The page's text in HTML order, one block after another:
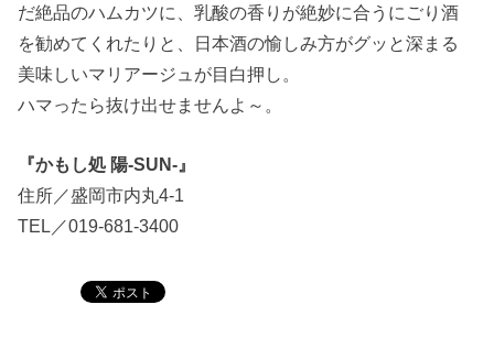
だ絶品のハムカツに、乳酸の香りが絶妙に合うにごり酒
を勧めてくれたりと、日本酒の愉しみ方がグッと深まる
美味しいマリアージュが目白押し。
ハマったら抜け出せませんよ～。
『かもし処 陽-SUN-』
住所／盛岡市内丸4-1
TEL／019-681-3400